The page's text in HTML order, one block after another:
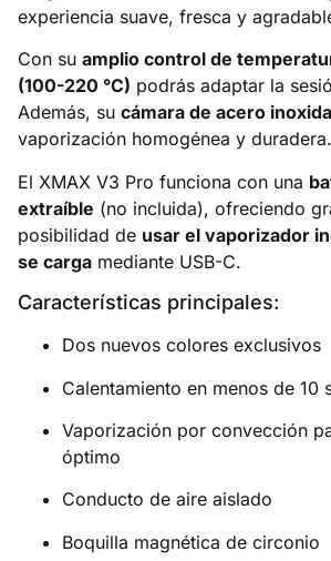
experiencia suave, fresca y
Con su amplio control de
(100-220 °C) podrás adaptar la
Además, su cámara de acero
vaporización homogénea y duradera.
El XMAX V3 Pro funciona con una
extraíble (no incluida), ofreciendo
posibilidad de usar el vaporizador
se carga mediante USB-C.
Características principales:
Dos nuevos colores exclusivos
Calentamiento en menos de 10
Vaporización por convección
óptimo
Conducto de aire aislado
Boquilla magnética de circonio